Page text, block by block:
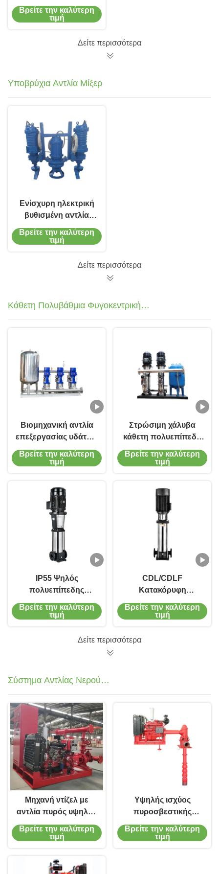
αποχέτευσης σε FRP
με ανελκυστήρα και
Βρείτε την καλύτερη
τιμή
Δείτε περισσότερα
Υποβρύχια Αντλία Μίξερ
Ενίσχυρη ηλεκτρική
βυθισμένη αντλία
μικρομετρητή βρύσης
για διάμετρο εξόδου
Βρείτε την καλύτερη
τιμή
Δείτε περισσότερα
Κάθετη Πολυβάθμια Φυγοκεντρική
Αντλία
Βιομηχανική αντλία
επεξεργασίας υδάτων
κάθετης πολλαπλής
στάθμης
Βρείτε την καλύτερη
τιμή
Στρώσιμη χάλυβα
κάθετη πολυεπίπεδη
φυγοκεντρική αντλία
παροχής νερού
Βρείτε την καλύτερη
τιμή
IP55 Ψηλός
πολυεπίπεδης
φυγοκεντρικός
κινητήρας αντλίας
Βρείτε την καλύτερη
τιμή
CDL/CDLF
Κατακόρυφη
φυγοκεντρική αντλία
πολλαπλών σταδίων
χάλυβα με μηχανική
Βρείτε την καλύτερη
τιμή
Δείτε περισσότερα
Σύστημα Αντλίας Νερού
Πυροσβεστικής Έκτακτης Ανάγκης
Μηχανή ντίζελ με
αντλία πυρός υψηλής
ροής για βιομηχανικές
εφαρμογές
Βρείτε την καλύτερη
τιμή
Υψηλής ισχύος
πυροσβεστικής
αντλίας και αντλίας
Τζόκι
Βρείτε την καλύτερη
τιμή